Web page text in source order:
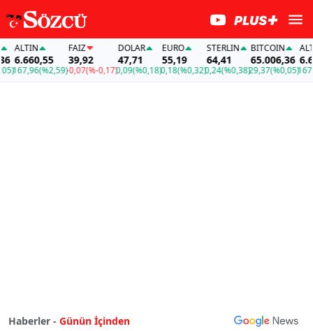
ALTIN
6.660,55
167,96(%2,59)
FAİZ
39,92
-0,07(%-0,17)
DOLAR
47,71
0,09(%0,18)
EURO
55,19
0,18(%0,32)
STERLIN
64,41
0,24(%0,38)
BITCOIN
65.006,36
29,37(%0,05)
Haberler - Günün İçinden